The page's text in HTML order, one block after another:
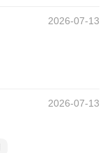
2026-07-13
2026-07-13